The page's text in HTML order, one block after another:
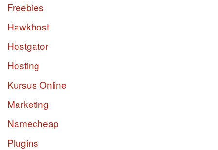
Freebies
Hawkhost
Hostgator
Hosting
Kursus Online
Marketing
Namecheap
Plugins